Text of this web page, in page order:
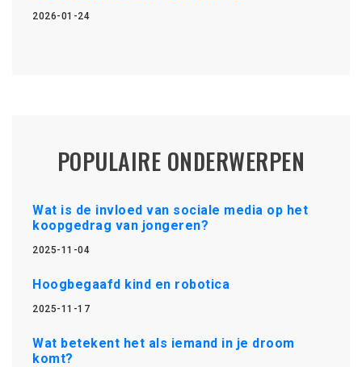
2026-01-24
POPULAIRE ONDERWERPEN
Wat is de invloed van sociale media op het
koopgedrag van jongeren?
2025-11-04
Hoogbegaafd kind en robotica
2025-11-17
Wat betekent het als iemand in je droom
komt?